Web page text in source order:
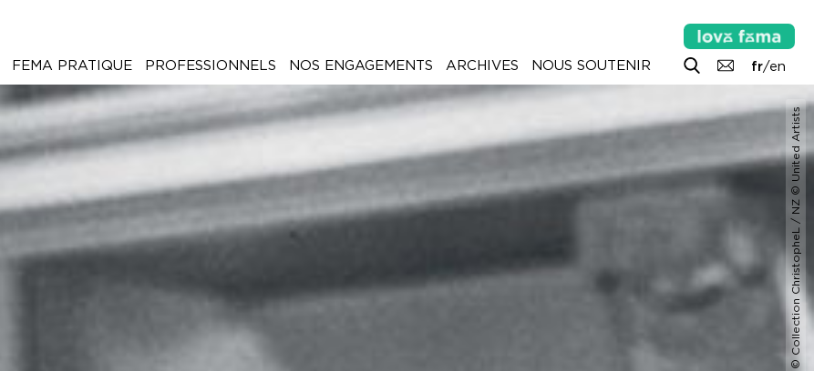
fr/en
FEMA PRATIQUE PROFESSIONNELS NOS ENGAGEMENTS ARCHIVES NOUS SOUTENIR
© Collection ChristopheL / NZ © United Artists